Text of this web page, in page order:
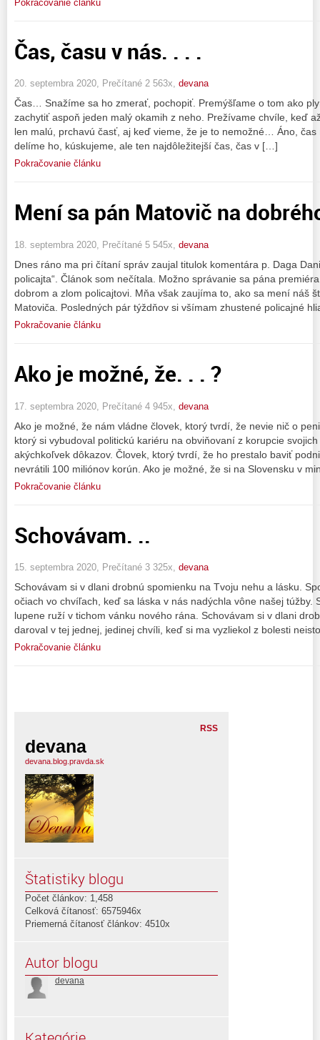
Pokračovanie článku
Čas, času v nás. . . .
20. septembra 2020, Prečítané 2 563x, devana
Čas… Snažíme sa ho zmerať, pochopiť. Premýšľame o tom ako
zachytiť aspoň jeden malý okamih z neho. Prežívame chvíle, keď
len malú, prchavú časť, aj keď vieme, že je to nemožné… Áno, čas
delíme ho, kúskujeme, ale ten najdôležitejší čas, čas v […]
Pokračovanie článku
Mení sa pán Matovič na
18. septembra 2020, Prečítané 5 545x, devana
Dnes ráno ma pri čítaní správ zaujal titulok komentára p. Daga
policajta“. Článok som nečítala. Možno správanie sa pána
dobrom a zlom policajtovi. Mňa však zaujíma to, ako sa mení náš
Matoviča. Posledných pár týždňov si všímam zhustené policajné
Pokračovanie článku
Ako je možné, že. . . ?
17. septembra 2020, Prečítané 4 945x, devana
Ako je možné, že nám vládne človek, ktorý tvrdí, že nevie nič o
ktorý si vybudoval politickú kariéru na obviňovaní z korupcie
akýchkoľvek dôkazov. Človek, ktorý tvrdí, že ho prestalo baviť
nevrátili 100 miliónov korún. Ako je možné, že si na Slovensku v
Pokračovanie článku
Schovávam. ..
15. septembra 2020, Prečítané 3 325x, devana
Schovávam si v dlani drobnú spomienku na Tvoju nehu a lásku.
očiach vo chvíľach, keď sa láska v nás nadýchla vône našej túžby.
lupene ruží v tichom vánku nového rána. Schovávam si v dlani
daroval v tej jednej, jedinej chvíli, keď si ma vyzliekol z bolesti
Pokračovanie článku
RSS
devana
devana.blog.pravda.sk
Štatistiky blogu
Počet článkov: 1,458
Celková čítanosť: 6575946x
Priemerná čítanosť článkov: 4510x
Autor blogu
devana